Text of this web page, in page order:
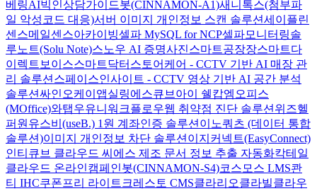
베링AI빅인상담가이드봇(CINNAMON-A1)새니톡스(첨부파
일 악성코드 대응)서버 이미지 개인정보 스캔 솔루션세이플린
센스메일센스아카이빙셀파 MySQL for NCP셀파모니터링솔
루노트(Solu Note)스노우 AI 증명사진스마트공장장스마트다
이렉트보이스스마트닥터 스토어케어 - CCTV 기반 AI 매장 관
리 솔루션 스페이스인사이트 - CCTV 영상 기반 AI 공간 분석
솔루션싸인오케이 앱실링에스큐브아이 쉘캅엠오피스
(MOffice)와탭우유니 워크플로우웹 취약점 진단 솔루션 위즈헬
퍼원 유스비(useB.) 1원 계좌인증 솔루션 이노쿼츠 (데이터 통합
솔루션)이미지 개인정보 차단 솔루션 이지커넥트(EasyConnect)
인티큐브 클라우드 씨에스 제조 문서 정보 추출 자동화칵테일
클라우드 온라인캠페인봇(CINNAMON-S4)코스모스 LMS콴
티 IHC쿠폰프리 라이트 크레스토 CMS클라리오클라빌클라우